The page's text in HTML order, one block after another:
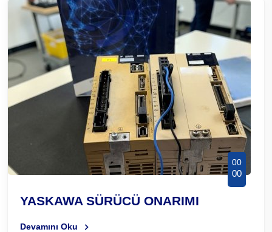
00
00
YASKAWA SÜRÜCÜ ONARIMI
Devamını Oku